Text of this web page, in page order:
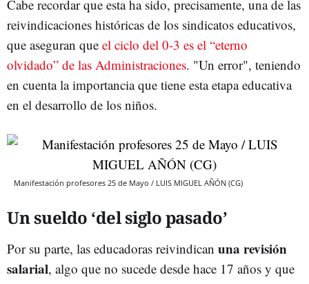
Cabe recordar que esta ha sido, precisamente, una de las
reivindicaciones históricas de los sindicatos educativos,
que aseguran que el ciclo del 0-3 es el “eterno
olvidado” de las Administraciones. "Un error", teniendo
en cuenta la importancia que tiene esta etapa educativa
en el desarrollo de los niños.
Manifestación profesores 25 de Mayo / LUIS MIGUEL AÑÓN (CG)
Un sueldo ‘del siglo pasado’
Por su parte, las educadoras reivindican una revisión
salarial, algo que no sucede desde hace 17 años y que